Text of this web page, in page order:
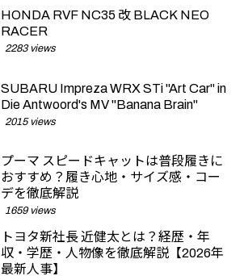
HONDA RVF NC35 改 BLACK NEO
RACER
2283 views
SUBARU Impreza WRX STi "Art Car" in
Die Antwoord's MV "Banana Brain"
2015 views
プーマ スピードキャットは普段履きに
おすすめ？履き心地・サイズ感・コー
デを徹底解説
1659 views
トヨタ新社長 近健太とは？経歴・年
収・学歴・人物像を徹底解説【2026年
最新人事】